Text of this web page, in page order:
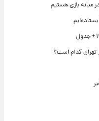
میانه بازی هستیم
تهران کدام است؟